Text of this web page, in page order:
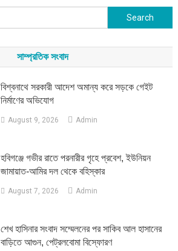
Search
সাম্প্রতিক সংবাদ
বিশ্বনাথে সরকারী আদেশ অমান্য করে সড়কে গেইট
নির্মাণের অভিযোগ
August 9, 2026 Admin
হবিগঞ্জে গভীর রাতে পরনারীর গৃহে প্রবেশ, ইউনিয়ন
জামায়াত-আমির দল থেকে বহিস্কার
August 7, 2026 Admin
শেখ হাসিনার সংবাদ সম্মেলনের পর সাকিব আল হাসানের
বাড়িতে আগুন, পেট্রলবোমা বিস্ফোরণ